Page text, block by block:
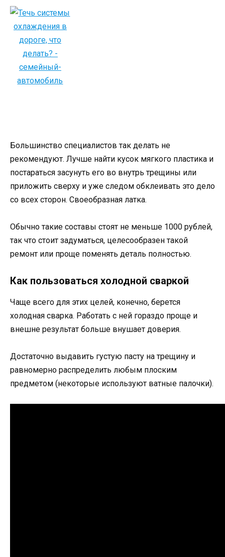
Большинство специалистов так делать не
рекомендуют. Лучше найти кусок мягкого пластика и
постараться засунуть его во внутрь трещины или
приложить сверху и уже следом обклеивать это дело
со всех сторон. Своеобразная латка.
Обычно такие составы стоят не меньше 1000 рублей,
так что стоит задуматься, целесообразен такой
ремонт или проще поменять деталь полностью.
Как пользоваться холодной сваркой
Чаще всего для этих целей, конечно, берется
холодная сварка. Работать с ней гораздо проще и
внешне результат больше внушает доверия.
Достаточно выдавить густую пасту на трещину и
равномерно распределить любым плоским
предметом (некоторые используют ватные палочки).